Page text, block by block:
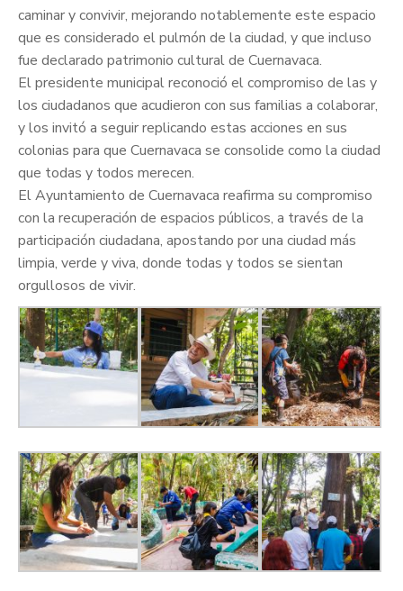
caminar y convivir, mejorando notablemente este espacio
que es considerado el pulmón de la ciudad, y que incluso
fue declarado patrimonio cultural de Cuernavaca.
El presidente municipal reconoció el compromiso de las y
los ciudadanos que acudieron con sus familias a colaborar,
y los invitó a seguir replicando estas acciones en sus
colonias para que Cuernavaca se consolide como la ciudad
que todas y todos merecen.
El Ayuntamiento de Cuernavaca reafirma su compromiso
con la recuperación de espacios públicos, a través de la
participación ciudadana, apostando por una ciudad más
limpia, verde y viva, donde todas y todos se sientan
orgullosos de vivir.